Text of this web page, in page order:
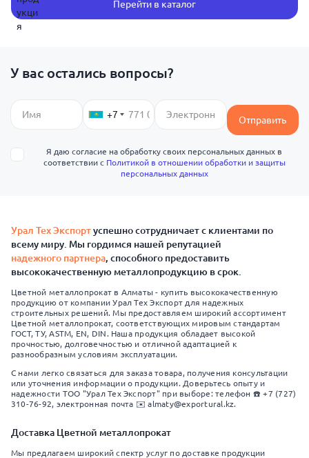
Перейти в каталог
У вас остались вопросы?
+7 Отправить
Я даю согласие на обработку своих персональных данных в
соответствии с Политикой в отношении обработки и защиты
персональных данных
Урал Тех Экспортуспешно сотрудничает с клиентами по
всему миру. Мы гордимся нашей репутацией
надежного партнера, способного предоставить
высококачественную металлопродукцию в срок.
Цветной металлопрокат в Алматы - купить высококачественную
продукцию от компании Урал Тех Экспорт для надежных
строительных решений. Мы предоставляем широкий ассортимент
Цветной металлопрокат, соответствующих мировым стандартам
ГОСТ, ТУ, ASTM, EN, DIN. Наша продукция обладает высокой
прочностью, долговечностью и отличной адаптацией к
разнообразным условиям эксплуатации.
С нами легко связаться для заказа товара, получения консультации
или уточнения информации о продукции. Доверьтесь опыту и
надежности ТОО "Урал Тех Экспорт" при выборе: телефон ☎️ +7 (727)
310-76-92, электронная почта ✉️ almaty@exportural.kz.
Доставка Цветной металлопрокат
Мы предлагаем широкий спектр услуг по доставке продукции